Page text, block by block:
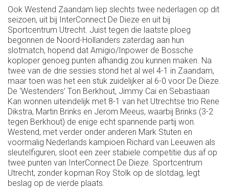
Ook Westend Zaandam liep slechts twee nederlagen op dit
seizoen, uit bij InterConnect De Dieze en uit bij
Sportcentrum Utrecht. Juist tegen die laatste ploeg
begonnen de Noord-Hollanders zaterdag aan hun
slotmatch, hopend dat Amigio/Inpower de Bossche
koploper genoeg punten afhandig zou kunnen maken. Na
twee van de drie sessies stond het al wel 4-1 in Zaandam,
maar toen was het een stuk zuidelijker al 6-0 voor De Dieze.
De ‘Westenders’ Ton Berkhout, Jimmy Cai en Sebastiaan
Kan wonnen uiteindelijk met 8-1 van het Utrechtse trio Rene
Dikstra, Martin Brinks en Jerom Meeus, waarbij Brinks (3-2
tegen Berkhout) de enige echt spannende partij won.
Westend, met verder onder anderen Mark Stuten en
voormalig Nederlands kampioen Richard van Leeuwen als
sleutelfiguren, sloot een zeer stabiele competitie dus af op
twee punten van InterConnect De Dieze. Sportcentrum
Utrecht, zonder kopman Roy Stolk op de slotdag, legt
beslag op de vierde plaats.